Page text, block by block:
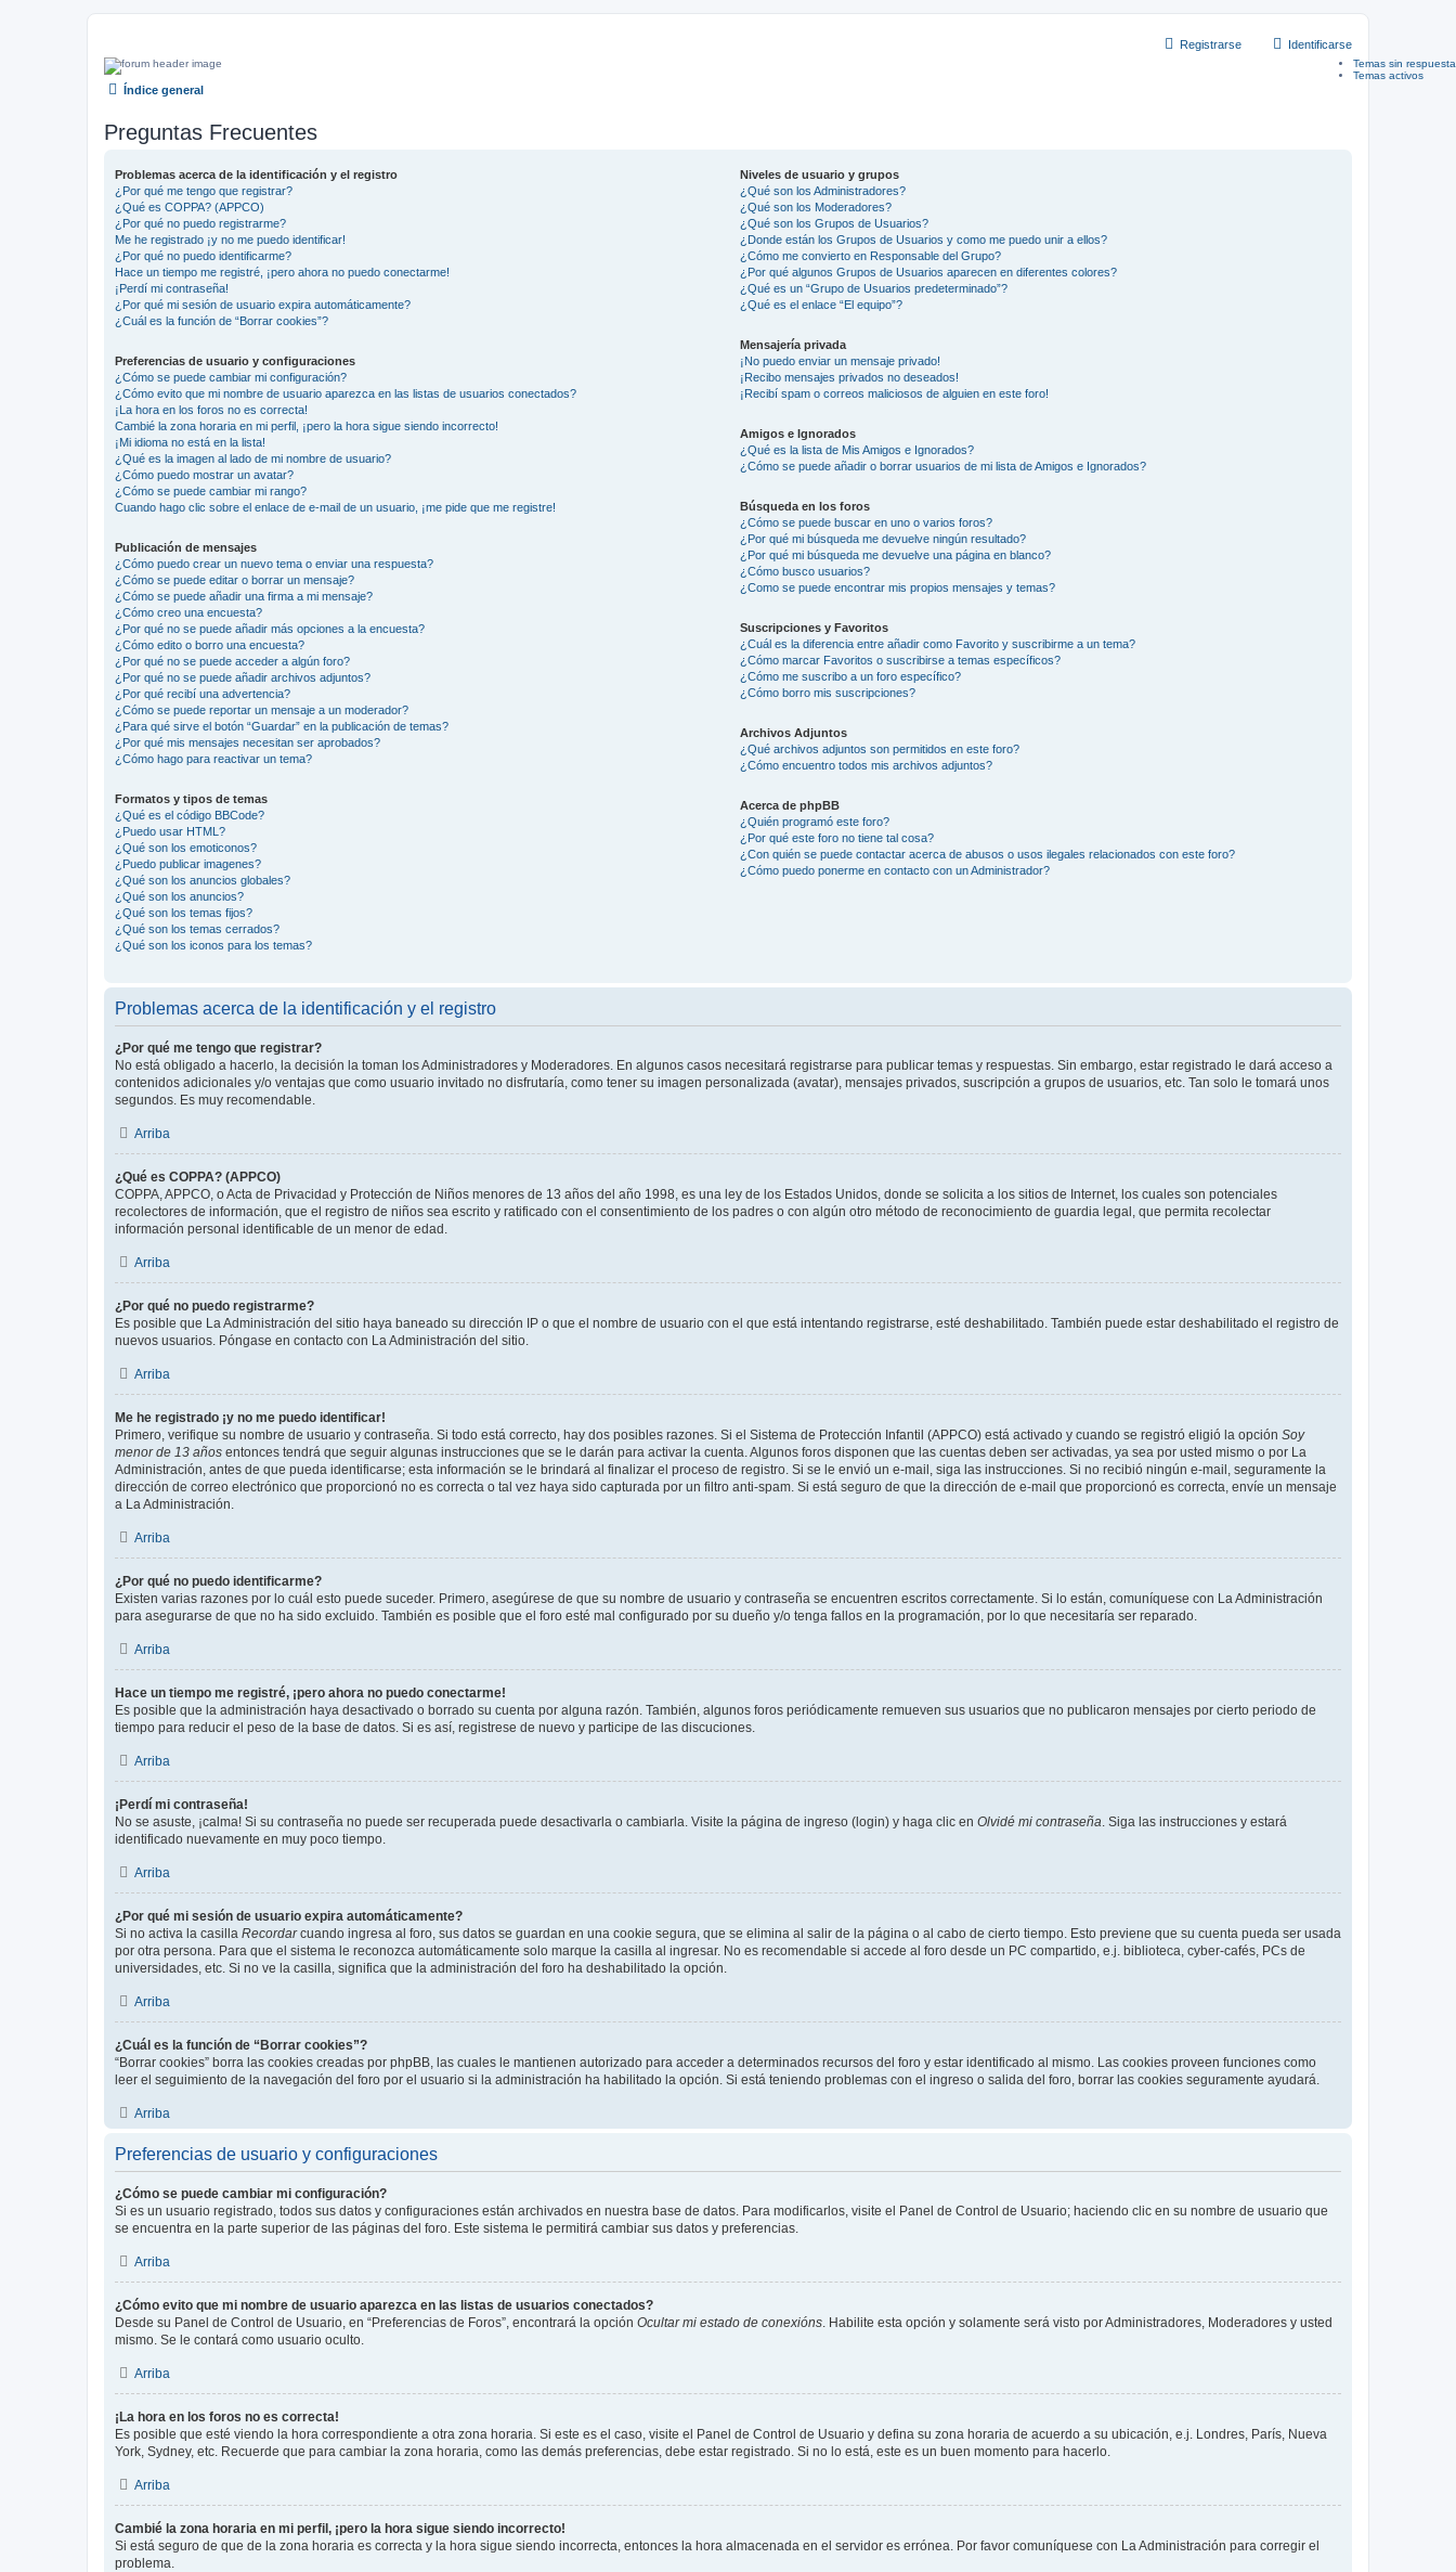
Identificarse
Registrarse
Temas sin respuesta
Temas activos
Índice general
Preguntas Frecuentes
Problemas acerca de la identificación y el registro
¿Por qué me tengo que registrar?
¿Qué es COPPA? (APPCO)
¿Por qué no puedo registrarme?
Me he registrado ¡y no me puedo identificar!
¿Por qué no puedo identificarme?
Hace un tiempo me registré, ¡pero ahora no puedo conectarme!
¡Perdí mi contraseña!
¿Por qué mi sesión de usuario expira automáticamente?
¿Cuál es la función de “Borrar cookies”?
Preferencias de usuario y configuraciones
¿Cómo se puede cambiar mi configuración?
¿Cómo evito que mi nombre de usuario aparezca en las listas de usuarios conectados?
¡La hora en los foros no es correcta!
Cambié la zona horaria en mi perfil, ¡pero la hora sigue siendo incorrecto!
¡Mi idioma no está en la lista!
¿Qué es la imagen al lado de mi nombre de usuario?
¿Cómo puedo mostrar un avatar?
¿Cómo se puede cambiar mi rango?
Cuando hago clic sobre el enlace de e-mail de un usuario, ¡me pide que me registre!
Publicación de mensajes
¿Cómo puedo crear un nuevo tema o enviar una respuesta?
¿Cómo se puede editar o borrar un mensaje?
¿Cómo se puede añadir una firma a mi mensaje?
¿Cómo creo una encuesta?
¿Por qué no se puede añadir más opciones a la encuesta?
¿Cómo edito o borro una encuesta?
¿Por qué no se puede acceder a algún foro?
¿Por qué no se puede añadir archivos adjuntos?
¿Por qué recibí una advertencia?
¿Cómo se puede reportar un mensaje a un moderador?
¿Para qué sirve el botón “Guardar” en la publicación de temas?
¿Por qué mis mensajes necesitan ser aprobados?
¿Cómo hago para reactivar un tema?
Formatos y tipos de temas
¿Qué es el código BBCode?
¿Puedo usar HTML?
¿Qué son los emoticonos?
¿Puedo publicar imagenes?
¿Qué son los anuncios globales?
¿Qué son los anuncios?
¿Qué son los temas fijos?
¿Qué son los temas cerrados?
¿Qué son los iconos para los temas?
Niveles de usuario y grupos
¿Qué son los Administradores?
¿Qué son los Moderadores?
¿Qué son los Grupos de Usuarios?
¿Donde están los Grupos de Usuarios y como me puedo unir a ellos?
¿Cómo me convierto en Responsable del Grupo?
¿Por qué algunos Grupos de Usuarios aparecen en diferentes colores?
¿Qué es un “Grupo de Usuarios predeterminado”?
¿Qué es el enlace “El equipo”?
Mensajería privada
¡No puedo enviar un mensaje privado!
¡Recibo mensajes privados no deseados!
¡Recibí spam o correos maliciosos de alguien en este foro!
Amigos e Ignorados
¿Qué es la lista de Mis Amigos e Ignorados?
¿Cómo se puede añadir o borrar usuarios de mi lista de Amigos e Ignorados?
Búsqueda en los foros
¿Cómo se puede buscar en uno o varios foros?
¿Por qué mi búsqueda me devuelve ningún resultado?
¿Por qué mi búsqueda me devuelve una página en blanco?
¿Cómo busco usuarios?
¿Como se puede encontrar mis propios mensajes y temas?
Suscripciones y Favoritos
¿Cuál es la diferencia entre añadir como Favorito y suscribirme a un tema?
¿Cómo marcar Favoritos o suscribirse a temas específicos?
¿Cómo me suscribo a un foro específico?
¿Cómo borro mis suscripciones?
Archivos Adjuntos
¿Qué archivos adjuntos son permitidos en este foro?
¿Cómo encuentro todos mis archivos adjuntos?
Acerca de phpBB
¿Quién programó este foro?
¿Por qué este foro no tiene tal cosa?
¿Con quién se puede contactar acerca de abusos o usos ilegales relacionados con este foro?
¿Cómo puedo ponerme en contacto con un Administrador?
Problemas acerca de la identificación y el registro
¿Por qué me tengo que registrar?
No está obligado a hacerlo, la decisión la toman los Administradores y Moderadores. En algunos casos necesitará registrarse para publicar temas y respuestas. Sin embargo, estar registrado le dará acceso a
contenidos adicionales y/o ventajas que como usuario invitado no disfrutaría, como tener su imagen personalizada (avatar), mensajes privados, suscripción a grupos de usuarios, etc. Tan solo le tomará unos
segundos. Es muy recomendable.
Arriba
¿Qué es COPPA? (APPCO)
COPPA, APPCO, o Acta de Privacidad y Protección de Niños menores de 13 años del año 1998, es una ley de los Estados Unidos, donde se solicita a los sitios de Internet, los cuales son potenciales
recolectores de información, que el registro de niños sea escrito y ratificado con el consentimiento de los padres o con algún otro método de reconocimiento de guardia legal, que permita recolectar
información personal identificable de un menor de edad.
Arriba
¿Por qué no puedo registrarme?
Es posible que La Administración del sitio haya baneado su dirección IP o que el nombre de usuario con el que está intentando registrarse, esté deshabilitado. También puede estar deshabilitado el registro de
nuevos usuarios. Póngase en contacto con La Administración del sitio.
Arriba
Me he registrado ¡y no me puedo identificar!
Primero, verifique su nombre de usuario y contraseña. Si todo está correcto, hay dos posibles razones. Si el Sistema de Protección Infantil (APPCO) está activado y cuando se registró eligió la opción Soy
menor de 13 años entonces tendrá que seguir algunas instrucciones que se le darán para activar la cuenta. Algunos foros disponen que las cuentas deben ser activadas, ya sea por usted mismo o por La
Administración, antes de que pueda identificarse; esta información se le brindará al finalizar el proceso de registro. Si se le envió un e-mail, siga las instrucciones. Si no recibió ningún e-mail, seguramente la
dirección de correo electrónico que proporcionó no es correcta o tal vez haya sido capturada por un filtro anti-spam. Si está seguro de que la dirección de e-mail que proporcionó es correcta, envíe un mensaje
a La Administración.
Arriba
¿Por qué no puedo identificarme?
Existen varias razones por lo cuál esto puede suceder. Primero, asegúrese de que su nombre de usuario y contraseña se encuentren escritos correctamente. Si lo están, comuníquese con La Administración
para asegurarse de que no ha sido excluido. También es posible que el foro esté mal configurado por su dueño y/o tenga fallos en la programación, por lo que necesitaría ser reparado.
Arriba
Hace un tiempo me registré, ¡pero ahora no puedo conectarme!
Es posible que la administración haya desactivado o borrado su cuenta por alguna razón. También, algunos foros periódicamente remueven sus usuarios que no publicaron mensajes por cierto periodo de
tiempo para reducir el peso de la base de datos. Si es así, registrese de nuevo y participe de las discuciones.
Arriba
¡Perdí mi contraseña!
No se asuste, ¡calma! Si su contraseña no puede ser recuperada puede desactivarla o cambiarla. Visite la página de ingreso (login) y haga clic en Olvidé mi contraseña. Siga las instrucciones y estará
identificado nuevamente en muy poco tiempo.
Arriba
¿Por qué mi sesión de usuario expira automáticamente?
Si no activa la casilla Recordarcuando ingresa al foro, sus datos se guardan en una cookie segura, que se elimina al salir de la página o al cabo de cierto tiempo. Esto previene que su cuenta pueda ser usada
por otra persona. Para que el sistema le reconozca automáticamente solo marque la casilla al ingresar. No es recomendable si accede al foro desde un PC compartido, e.j. biblioteca, cyber-cafés, PCs de
universidades, etc. Si no ve la casilla, significa que la administración del foro ha deshabilitado la opción.
Arriba
¿Cuál es la función de “Borrar cookies”?
“Borrar cookies” borra las cookies creadas por phpBB, las cuales le mantienen autorizado para acceder a determinados recursos del foro y estar identificado al mismo. Las cookies proveen funciones como
leer el seguimiento de la navegación del foro por el usuario si la administración ha habilitado la opción. Si está teniendo problemas con el ingreso o salida del foro, borrar las cookies seguramente ayudará.
Arriba
Preferencias de usuario y configuraciones
¿Cómo se puede cambiar mi configuración?
Si es un usuario registrado, todos sus datos y configuraciones están archivados en nuestra base de datos. Para modificarlos, visite el Panel de Control de Usuario; haciendo clic en su nombre de usuario que
se encuentra en la parte superior de las páginas del foro. Este sistema le permitirá cambiar sus datos y preferencias.
Arriba
¿Cómo evito que mi nombre de usuario aparezca en las listas de usuarios conectados?
Desde su Panel de Control de Usuario, en “Preferencias de Foros”, encontrará la opción Ocultar mi estado de conexións. Habilite esta opción y solamente será visto por Administradores, Moderadores y usted
mismo. Se le contará como usuario oculto.
Arriba
¡La hora en los foros no es correcta!
Es posible que esté viendo la hora correspondiente a otra zona horaria. Si este es el caso, visite el Panel de Control de Usuario y defina su zona horaria de acuerdo a su ubicación, e.j. Londres, París, Nueva
York, Sydney, etc. Recuerde que para cambiar la zona horaria, como las demás preferencias, debe estar registrado. Si no lo está, este es un buen momento para hacerlo.
Arriba
Cambié la zona horaria en mi perfil, ¡pero la hora sigue siendo incorrecto!
Si está seguro de que de la zona horaria es correcta y la hora sigue siendo incorrecta, entonces la hora almacenada en el servidor es errónea. Por favor comuníquese con La Administración para corregir el
problema.